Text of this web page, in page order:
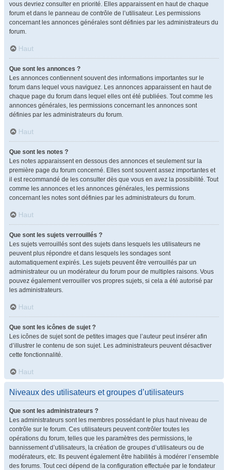
vous devriez consulter en priorité. Elles apparaissent en haut de chaque
forum et dans le panneau de contrôle de l’utilisateur. Les permissions
concernant les annonces générales sont définies par les administrateurs du
forum.
Haut
Que sont les annonces ?
Les annonces contiennent souvent des informations importantes sur le
forum dans lequel vous naviguez. Les annonces apparaissent en haut de
chaque page du forum dans lequel elles ont été publiées. Tout comme les
annonces générales, les permissions concernant les annonces sont
définies par les administrateurs du forum.
Haut
Que sont les notes ?
Les notes apparaissent en dessous des annonces et seulement sur la
première page du forum concerné. Elles sont souvent assez importantes et
il est recommandé de les consulter dès que vous en avez la possibilité. Tout
comme les annonces et les annonces générales, les permissions
concernant les notes sont définies par les administrateurs du forum.
Haut
Que sont les sujets verrouillés ?
Les sujets verrouillés sont des sujets dans lesquels les utilisateurs ne
peuvent plus répondre et dans lesquels les sondages sont
automatiquement expirés. Les sujets peuvent être verrouillés par un
administrateur ou un modérateur du forum pour de multiples raisons. Vous
pouvez également verrouiller vos propres sujets, si cela a été autorisé par
les administrateurs.
Haut
Que sont les icônes de sujet ?
Les icônes de sujet sont de petites images que l’auteur peut insérer afin
d’illustrer le contenu de son sujet. Les administrateurs peuvent désactiver
cette fonctionnalité.
Haut
Niveaux des utilisateurs et groupes d’utilisateurs
Que sont les administrateurs ?
Les administrateurs sont les membres possédant le plus haut niveau de
contrôle sur le forum. Ces utilisateurs peuvent contrôler toutes les
opérations du forum, telles que les paramètres des permissions, le
bannissement d’utilisateurs, la création de groupes d’utilisateurs ou de
modérateurs, etc. Ils peuvent également être habilités à modérer l’ensemble
des forums. Tout ceci dépend de la configuration effectuée par le fondateur